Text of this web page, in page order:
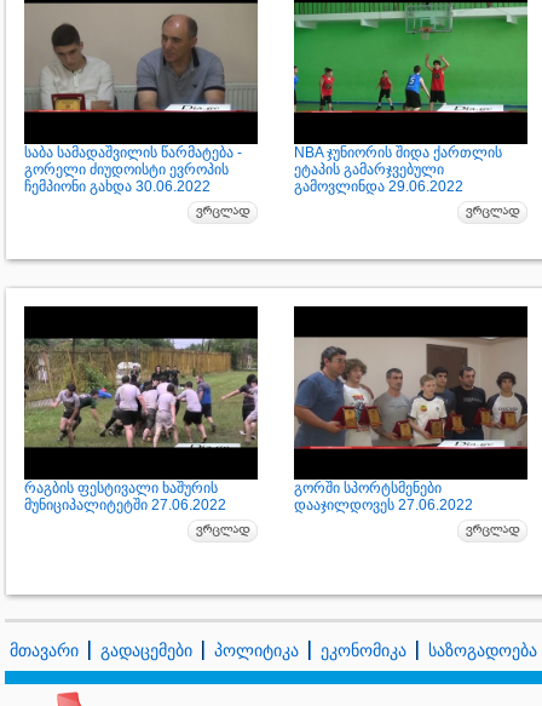
საბა სამადაშვილის წარმატება -
გორელი ძიუდოისტი ევროპის
ჩემპიონი გახდა 30.06.2022
NBA ჯუნიორის შიდა ქართლის
ეტაპის გამარჯვებული
გამოვლინდა 29.06.2022
რაგბის ფესტივალი ხაშურის
მუნიციპალიტეტში 27.06.2022
გორში სპორტსმენები
დააჯილდოვეს 27.06.2022
მთავარი გადაცემები პოლიტიკა ეკონომიკა საზოგადოება